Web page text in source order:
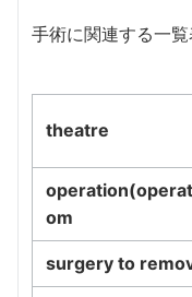
手術に関連する一覧
​​​​theatre
om
surgery to